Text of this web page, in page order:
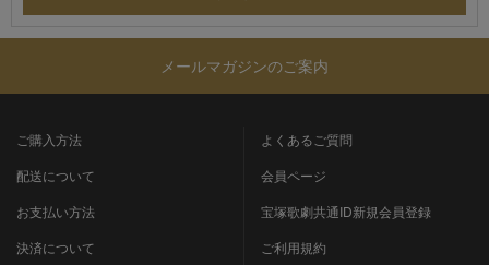
メールマガジンのご案内
ご購入方法
配送について
お支払い方法
決済について
よくあるご質問
会員ページ
宝塚歌劇共通ID新規会員登録
ご利用規約